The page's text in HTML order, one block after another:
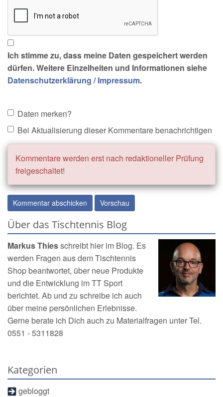
Ich stimme zu, dass meine Daten gespeichert werden
dürfen. Weitere Einzelheiten und Informationen siehe
Datenschutzerklärung / Impressum.
Daten merken?
Bei Aktualisierung dieser Kommentare benachrichtigen
Kommentare werden erst nach redaktioneller Prüfung
freigeschaltet!
Über das Tischtennis Blog
Markus Thiesschreibt hier im Blog. Es
werden Fragen aus demTischtennis
Shopbeantwortet, über neue Produkte
und die Entwicklung im TT Sport
berichtet. Ab und zu schreibe ich auch
über meine persönlichen Erlebnisse.
Gerne berate ich Dich auch zu Materialfragen unter Tel.
0551 - 5311828
Kategorien
gebloggt